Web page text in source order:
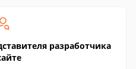
разработчика